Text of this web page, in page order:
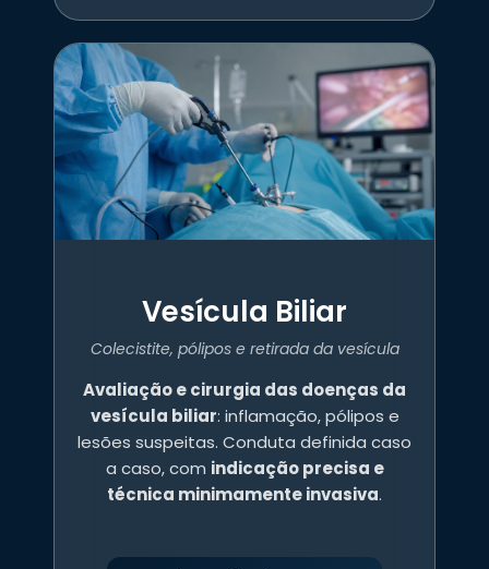
Vesícula Biliar
Colecistite, pólipos e retirada da vesícula
Avaliação e cirurgia das doenças da
vesícula biliar: inflamação, pólipos e
lesões suspeitas. Conduta definida caso
a caso, com indicação precisa e
técnica minimamente invasiva.